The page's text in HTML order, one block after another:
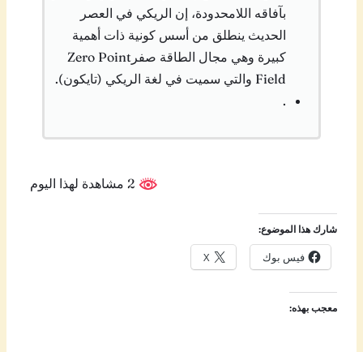
بآفاقه اللامحدودة، إن الريكي في العصر
الحديث ينطلق من أسس كونية ذات أهمية
كبيرة وهي مجال الطاقة صفرZero Point
Field والتي سميت في لغة الريكي (تايكون).
.
شارك هذا الموضوع:
فيس بوك X
معجب بهذه: